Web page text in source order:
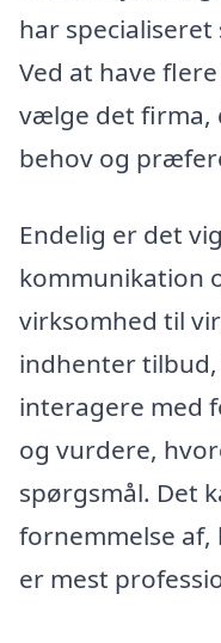
har
Ved at have
vælge det firma,
behov og
Endelig er det
kommunikation
virksomhed til
indhenter
interagere med
og vurdere,
spørgsmål. Det
fornemmelse
er mest